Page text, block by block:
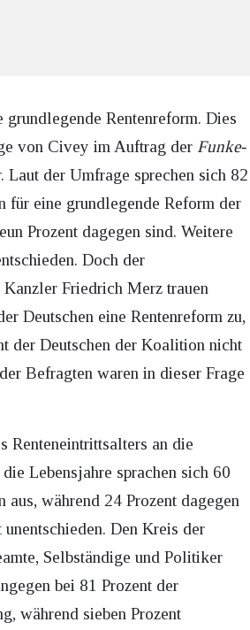
Rentenreform. Dies
von Civey im Auftrag der Funke-
Laut der Umfrage sprechen sich 82
für eine grundlegende Reform der
Prozent dagegen sind. Weitere
Doch der
Friedrich Merz trauen
Deutschen eine Rentenreform zu,
der Deutschen der Koalition nicht
Befragten waren in dieser Frage
Renteneintrittsalters an die
Lebensjahre sprachen sich 60
aus, während 24 Prozent dagegen
Den Kreis der
Selbständige und Politiker
bei 81 Prozent der
während sieben Prozent